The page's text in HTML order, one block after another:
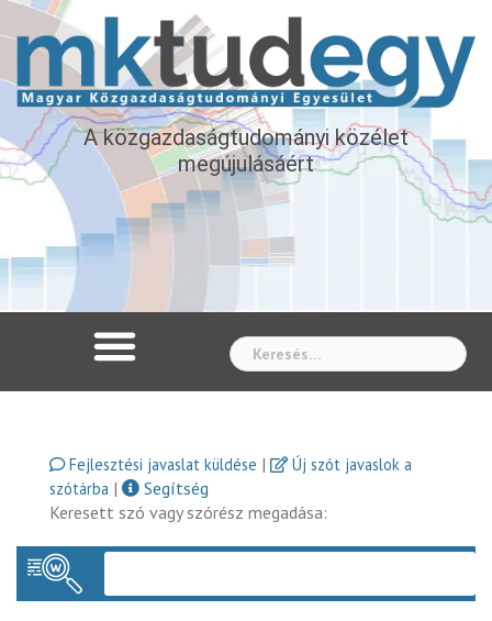
A közgazdaságtudományi közélet
megújulásáért
Fejlesztési javaslat küldése |
Új szót javaslok a
szótárba |
Segítség
Keresett szó vagy szórész megadása: